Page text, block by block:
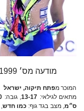
מודעה מס׳ 1999
המוכר מפתח תיקוה, ישראל
מתאים לגילאי: 13-17, גובה:
ס״מ, מצב בגד גוף: כמו חדש